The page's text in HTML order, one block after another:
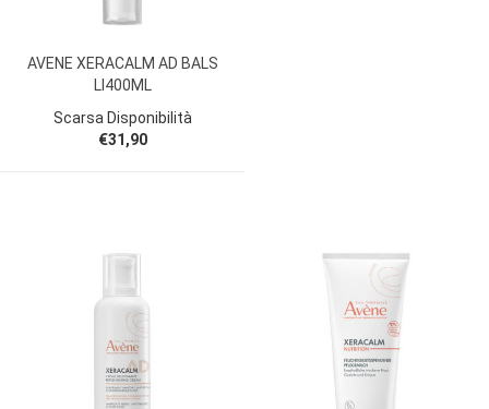
AVENE XERACALM AD BALS
LI400ML
Scarsa Disponibilità
€31,90